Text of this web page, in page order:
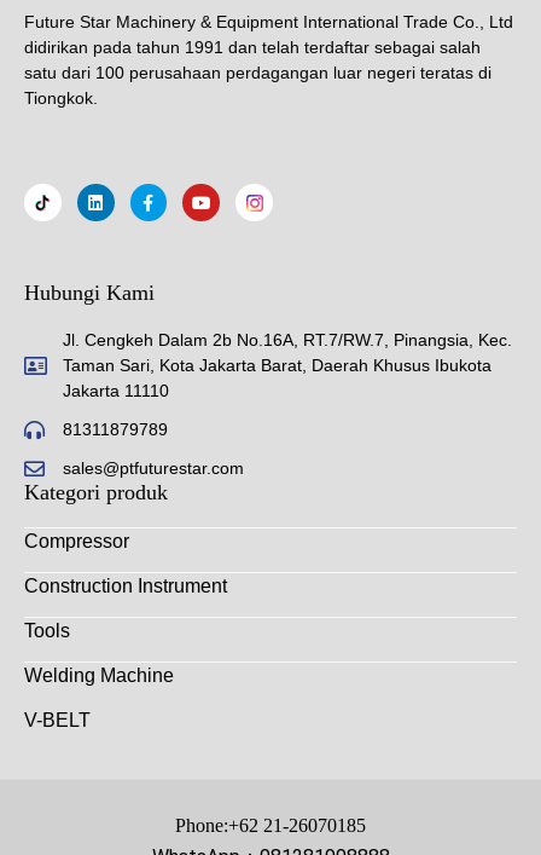
Future Star Machinery & Equipment International Trade Co., Ltd
didirikan pada tahun 1991 dan telah terdaftar sebagai salah
satu dari 100 perusahaan perdagangan luar negeri teratas di
Tiongkok.
Hubungi Kami
Jl. Cengkeh Dalam 2b No.16A, RT.7/RW.7, Pinangsia, Kec.
Taman Sari, Kota Jakarta Barat, Daerah Khusus Ibukota
Jakarta 11110
81311879789
sales@ptfuturestar.com
Kategori produk
Compressor
Construction Instrument
Tools
Welding Machine
V-BELT
Phone:+62 21-26070185